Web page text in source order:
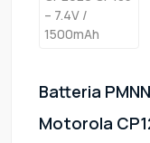
Batteria
Motorola